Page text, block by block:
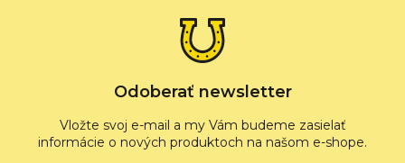
Odoberať newsletter
Vložte svoj e-mail a my Vám budeme zasielať
informácie o nových produktoch na našom e-shope.